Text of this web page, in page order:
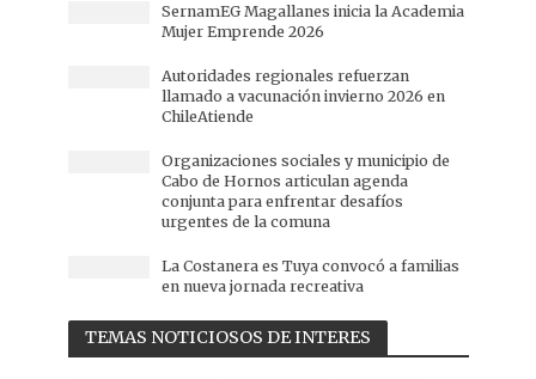
SernamEG Magallanes inicia la Academia
Mujer Emprende 2026
Autoridades regionales refuerzan
llamado a vacunación invierno 2026 en
ChileAtiende
Organizaciones sociales y municipio de
Cabo de Hornos articulan agenda
conjunta para enfrentar desafíos
urgentes de la comuna
La Costanera es Tuya convocó a familias
en nueva jornada recreativa
TEMAS NOTICIOSOS DE INTERES